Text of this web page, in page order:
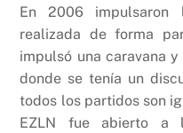
En 2006 impulsaron
realizada de forma
impulsó una caravana
donde se tenía un
todos los partidos son
EZLN fue abierto a